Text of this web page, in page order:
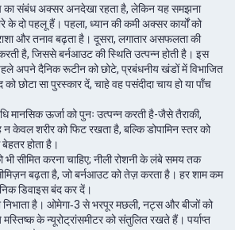
संबंध अक्सर अनदेखा रहता है, लेकिन यह समझना
के दो पहलू हैं। पहला, ध्यान की कमी अक्सर कार्यों को
और तनाव बढ़ता है। दूसरा, लगातार असफलता की
है, जिससे बर्नआउट की स्थिति उत्पन्न होती है। इस
अपने दैनिक रूटीन को छोटे, प्रबंधनीय खंडों में विभाजित
सा पुरस्कार दें, चाहे वह पसंदीदा चाय हो या पाँच
मानसिक ऊर्जा को पुनः उत्पन्न करती है-जैसे तैराकी,
केवल शरीर को फिट रखता है, बल्कि डोपामिन स्तर को
होता है।
सीमित करना चाहिए; नीली रोशनी के लंबे समय तक
बढ़ता है, जो बर्नआउट को तेज़ करता है। हर शाम कम
डिवाइस बंद कर दें।
निभाता है। ओमेगा‑3 से भरपूर मछली, नट्स और बीजों को
के न्यूरोट्रांसमीटर को संतुलित रखते हैं। पर्याप्त